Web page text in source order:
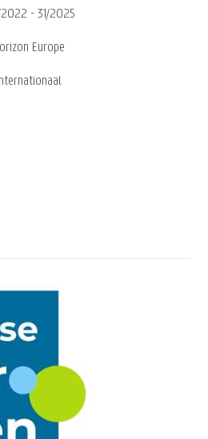
- 31/2025
Europe